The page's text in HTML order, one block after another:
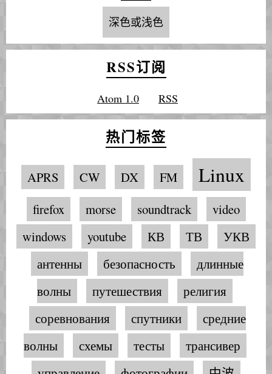
深色或浅色
RSS订阅
Atom 1.0 RSS
热门标签
APRS CW DX FM Linux
firefox morse soundtrack
video
windows
youtube КВ ТВ
УКВ
антенны
безопасность
длинные
волны
путешествия
религия
соревнования
спутники
средние
волны
схемы тесты
трансивер